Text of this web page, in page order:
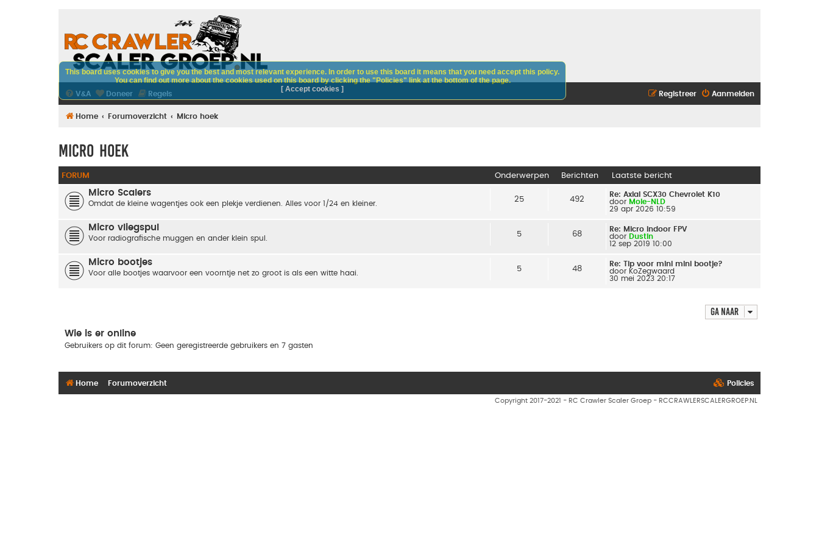
V&A Doneer Regels Aanmelden
Registreer
Home Forumoverzicht Micro hoek
Micro hoek
FORUM Onderwerpen Berichten Laatste bericht
Micro Scalers
Omdat de kleine wagentjes ook een plekje verdienen. Alles voor 1/24 en kleiner. 25 492
Re: Axial SCX30 Chevrolet K10
door Mole-NLD
29 apr 2026 10:59
Micro vliegspul
Voor radiografische muggen en ander klein spul. 5 68
Re: Micro indoor FPV
door Dustin
12 sep 2019 10:00
Micro bootjes
Voor alle bootjes waarvoor een voorntje net zo groot is als een witte haai. 5 48
Re: Tip voor mini mini bootje?
door KoZegwaard
30 mei 2023 20:17
Ga naar
Wie is er online
Gebruikers op dit forum: Geen geregistreerde gebruikers en 7 gasten
This board uses cookies to give you the best and most relevant experience. In order to use this board it means that you need accept this policy.
You can find out more about the cookies used on this board by clicking the "Policies" link at the bottom of the page.
[ Accept cookies ]
Home Forumoverzicht Policies
Copyright 2017-2021 - RC Crawler Scaler Groep - RCCRAWLERSCALERGROEP.NL